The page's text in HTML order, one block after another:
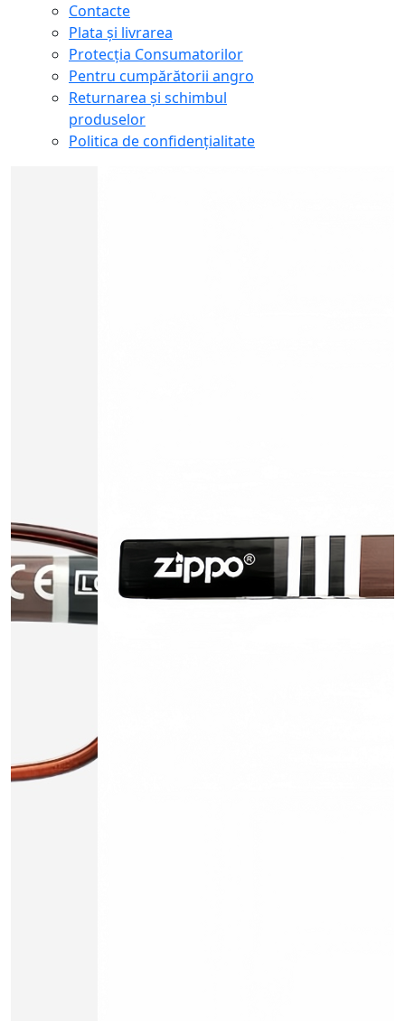
Contacte
Plata și livrarea
Protecţia Consumatorilor
Pentru cumpărătorii angro
Returnarea și schimbul
produselor
Politica de confidențialitate